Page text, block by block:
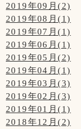
2019年09月(2)
2019年08月(1)
2019年07月(1)
2019年06月(1)
2019年05月(2)
2019年04月(1)
2019年03月(3)
2019年02月(3)
2019年01月(1)
2018年12月(2)